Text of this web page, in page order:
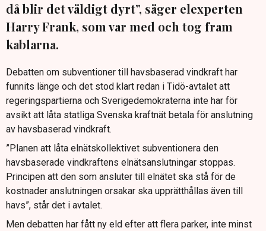
då blir det väldigt dyrt”, säger elexperten
Harry Frank, som var med och tog fram
kablarna.
Debatten om subventioner till havsbaserad vindkraft har
funnits länge och det stod klart redan i Tidö-avtalet att
regeringspartierna och Sverigedemokraterna inte har för
avsikt att låta statliga Svenska kraftnät betala för anslutning
av havsbaserad vindkraft.
”Planen att låta elnätskollektivet subventionera den
havsbaserade vindkraftens elnätsanslutningar stoppas.
Principen att den som ansluter till elnätet ska stå för de
kostnader anslutningen orsakar ska upprätthållas även till
havs”, står det i avtalet.
Men debatten har fått ny eld efter att flera parker, inte minst